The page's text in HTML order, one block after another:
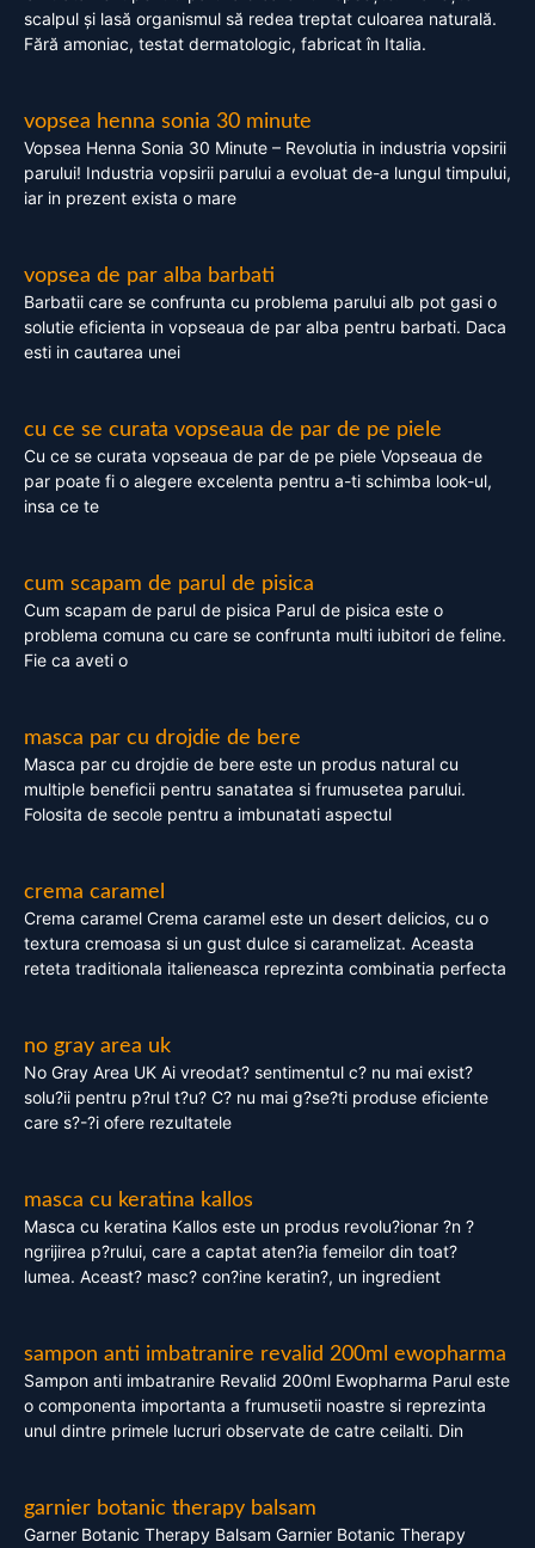
scalpul și lasă organismul să redea treptat culoarea naturală.
Fără amoniac, testat dermatologic, fabricat în Italia.
vopsea henna sonia 30 minute
Vopsea Henna Sonia 30 Minute – Revolutia in industria vopsirii
parului! Industria vopsirii parului a evoluat de-a lungul timpului,
iar in prezent exista o mare
vopsea de par alba barbati
Barbatii care se confrunta cu problema parului alb pot gasi o
solutie eficienta in vopseaua de par alba pentru barbati. Daca
esti in cautarea unei
cu ce se curata vopseaua de par de pe piele
Cu ce se curata vopseaua de par de pe piele Vopseaua de
par poate fi o alegere excelenta pentru a-ti schimba look-ul,
insa ce te
cum scapam de parul de pisica
Cum scapam de parul de pisica Parul de pisica este o
problema comuna cu care se confrunta multi iubitori de feline.
Fie ca aveti o
masca par cu drojdie de bere
Masca par cu drojdie de bere este un produs natural cu
multiple beneficii pentru sanatatea si frumusetea parului.
Folosita de secole pentru a imbunatati aspectul
crema caramel
Crema caramel Crema caramel este un desert delicios, cu o
textura cremoasa si un gust dulce si caramelizat. Aceasta
reteta traditionala italieneasca reprezinta combinatia perfecta
no gray area uk
No Gray Area UK Ai vreodat? sentimentul c? nu mai exist?
solu?ii pentru p?rul t?u? C? nu mai g?se?ti produse eficiente
care s?-?i ofere rezultatele
masca cu keratina kallos
Masca cu keratina Kallos este un produs revolu?ionar ?n ?
ngrijirea p?rului, care a captat aten?ia femeilor din toat?
lumea. Aceast? masc? con?ine keratin?, un ingredient
sampon anti imbatranire revalid 200ml ewopharma
Sampon anti imbatranire Revalid 200ml Ewopharma Parul este
o componenta importanta a frumusetii noastre si reprezinta
unul dintre primele lucruri observate de catre ceilalti. Din
garnier botanic therapy balsam
Garner Botanic Therapy Balsam Garnier Botanic Therapy